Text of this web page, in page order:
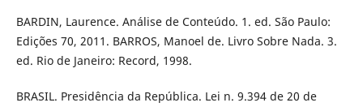
BARDIN, Laurence. Análise de Conteúdo. 1. ed. São Paulo:
Edições 70, 2011. BARROS, Manoel de. Livro Sobre Nada. 3.
ed. Rio de Janeiro: Record, 1998.
BRASIL. Presidência da República. Lei n. 9.394 de 20 de